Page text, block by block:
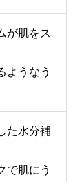
が肌をス
ようなう
た水分補
で肌にう